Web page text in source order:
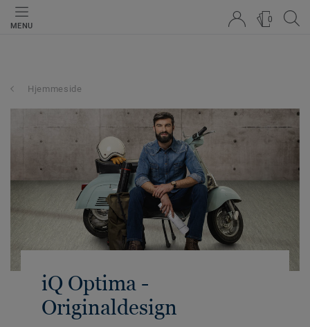
MENU
0
Hjemmeside
iQ Optima -
Originaldesign